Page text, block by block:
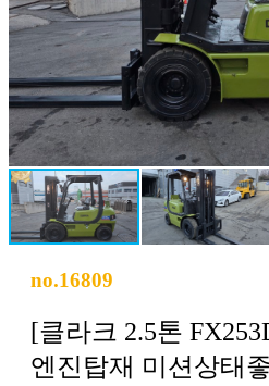
no.16809
[클라크 2.5톤
엔진탑재 미션상태